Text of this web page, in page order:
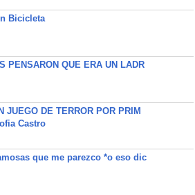
Bicicleta
PENSARON QUE ERA UN LADR
JUEGO DE TERROR POR PRIM
Castro
que me parezco *o eso dic